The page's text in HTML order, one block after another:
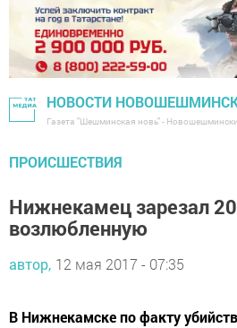
НОВОСТИ
Газета "Шешминская новь" -
ПРОИСШЕСТВИЯ
Нижнекамец зарезал
возлюбленную
автор, 12 мая 2017 - 07:35
В Нижнекамске по факту